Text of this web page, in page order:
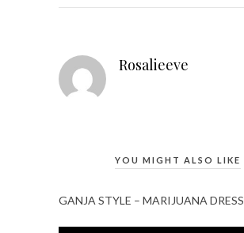
Rosalieeve
YOU MIGHT ALSO LIKE
GANJA STYLE – MARIJUANA DRESS